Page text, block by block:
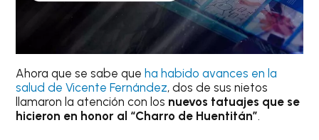
Ahora que se sabe que ha habido avances en la
salud de Vicente Fernández, dos de sus nietos
llamaron la atención con los nuevos tatuajes que se
hicieron en honor al “Charro de Huentitán”.